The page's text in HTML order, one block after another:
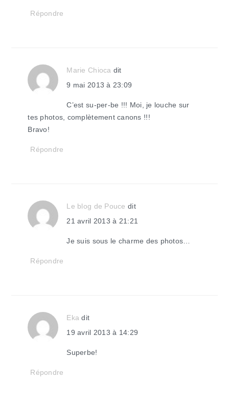
Répondre
Marie Chioca dit
9 mai 2013 à 23:09
C’est su-per-be !!! Moi, je louche sur
tes photos, complètement canons !!!
Bravo!
Répondre
Le blog de Pouce dit
21 avril 2013 à 21:21
Je suis sous le charme des photos…
Répondre
Eka dit
19 avril 2013 à 14:29
Superbe!
Répondre